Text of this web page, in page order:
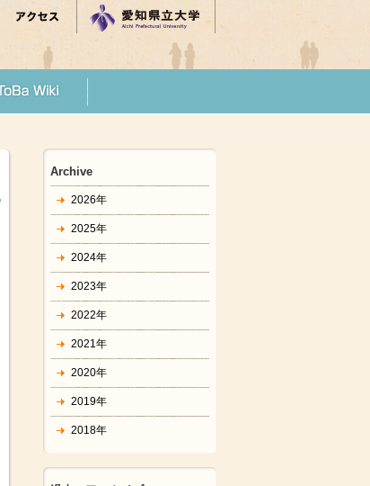
Archive
2026年
2025年
2024年
2023年
2022年
2021年
2020年
2019年
2018年